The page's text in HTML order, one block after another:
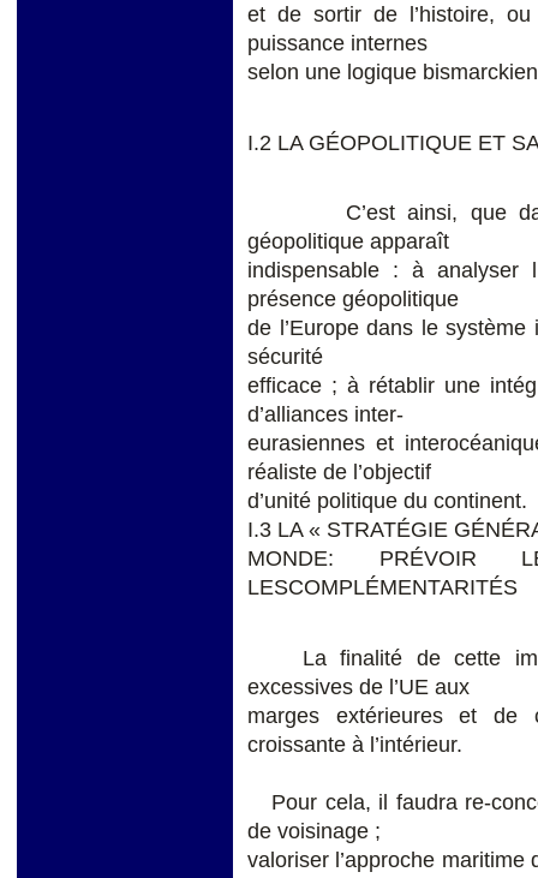
et de sortir de l’histoire,
puissance internes
selon une logique
I.2 LA GÉOPOLITIQUE ET
C’est ainsi, que dans
géopolitique apparaît
indispensable : à analyser
présence géopolitique
de l’Europe dans le
sécurité
efficace ; à rétablir une
d’alliances inter-
eurasiennes et
réaliste de l’objectif
d’unité politique du continent.
I.3 LA « STRATÉGIE
MONDE: PRÉVOIR
LESCOMPLÉMENTARITÉS
La finalité de cette
excessives de l’UE aux
marges extérieures et de
croissante à l’intérieur.
Pour cela, il faudra re-
de voisinage ;
valoriser l’approche maritime